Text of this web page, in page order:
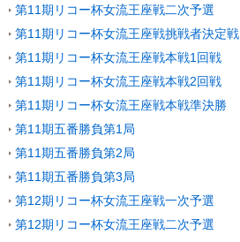
第11期リコー杯女流王座戦二次予選
第11期リコー杯女流王座戦挑戦者決定戦
第11期リコー杯女流王座戦本戦1回戦
第11期リコー杯女流王座戦本戦2回戦
第11期リコー杯女流王座戦本戦準決勝
第11期五番勝負第1局
第11期五番勝負第2局
第11期五番勝負第3局
第12期リコー杯女流王座戦一次予選
第12期リコー杯女流王座戦二次予選